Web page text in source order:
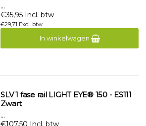
...
€35,95 Incl. btw
€29,71 Excl. btw
In winkelwagen
SLV 1 fase rail LIGHT EYE® 150 - ES111
Zwart
...
€107,50 Incl. btw